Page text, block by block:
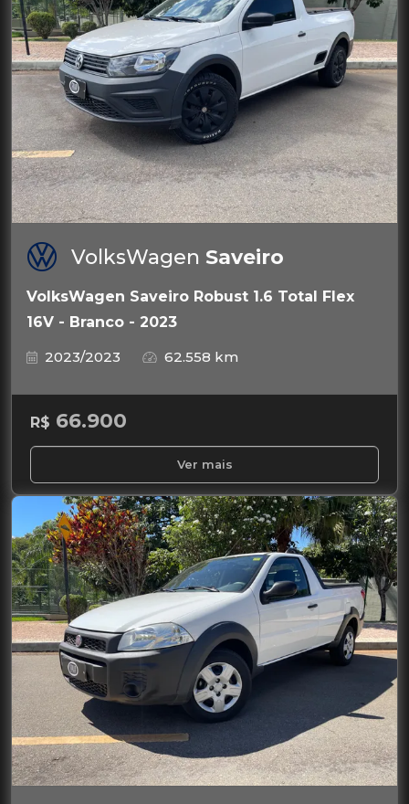
VolksWagen Saveiro
VolksWagen Saveiro Robust 1.6 Total Flex
16V - Branco - 2023
2023/2023
62.558 km
R$ 66.900
Ver mais